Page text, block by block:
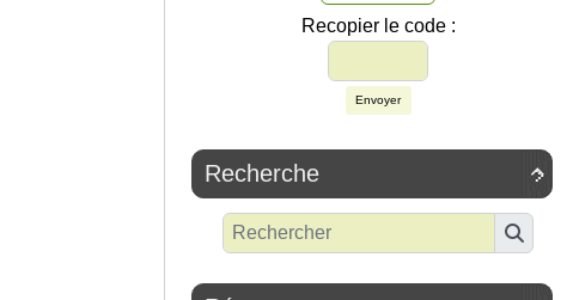
Recopier le code :
Envoyer

Recherche